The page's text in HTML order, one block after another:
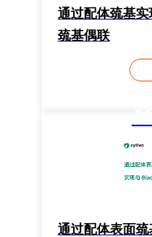
通过配体巯基
巯基偶联
通过配体表面